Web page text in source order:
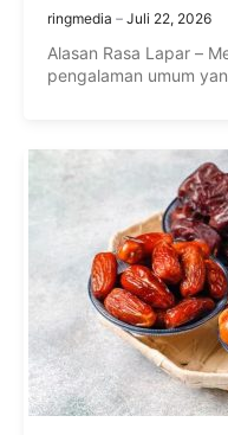
ringmedia Juli 22, 2026
Alasan Rasa Lapar –
pengalaman umum